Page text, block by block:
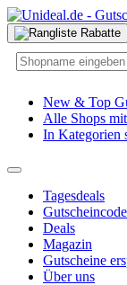
New & Top
Alle Shops
In Kategorien
Tagesdeals
Deals
Magazin
Gutscheine
Über uns